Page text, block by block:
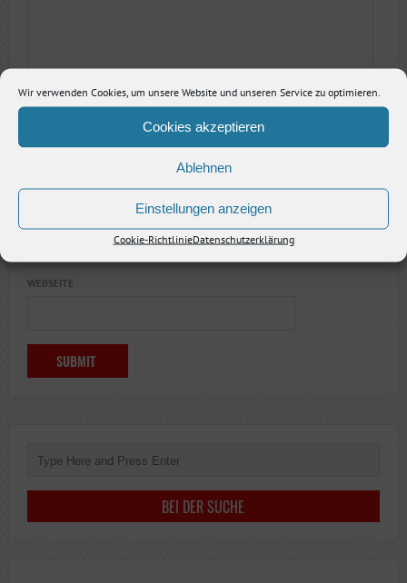
Wir verwenden Cookies, um unsere Website und unseren Service zu optimieren.
Cookies akzeptieren
Ablehnen
Einstellungen anzeigen
Cookie-RichtlinieDatenschutzerklärung
WEBSEITE